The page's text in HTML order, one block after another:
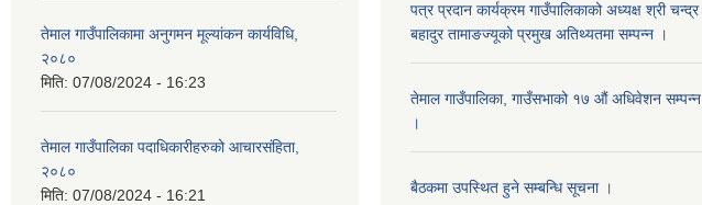
तेमाल गाउँपालिकामा अनुगमन मूल्यांकन कार्यविधि,
२०८०
मिति: 07/08/2024 - 16:23
तेमाल गाउँपालिका पदाधिकारीहरुको आचारसंहिता,
२०८०
मिति: 07/08/2024 - 16:21
पत्र प्रदान कार्यक्रम गाउँपालिकाको अध्यक्ष श्री चन्द्र
बहादुर तामाङज्यूको प्रमुख अतिथ्यतमा सम्पन्न ।
तेमाल गाउँपालिका, गाउँसभाको १७ ‌औं अधिवेशन सम्पन्न
।
बैठकमा उपस्थित हुने सम्बन्धि सूचना ।